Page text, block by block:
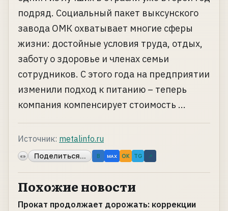
подряд. Социальный пакет выксунского
завода ОМК охватывает многие сферы
жизни: достойные условия труда, отдых,
заботу о здоровье и членах семьи
сотрудников. С этого года на предприятии
изменили подход к питанию – теперь
компания компенсирует стоимость ...
Источник: metalinfo.ru
«» Поделиться... B MAX OK TG ↗
Похожие новости
Прокат продолжает дорожать: коррекции